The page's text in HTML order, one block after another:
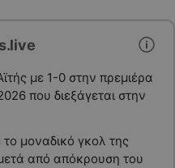
με 1-0 στην πρεμιέρα
που διεξάγεται στην
μοναδικό γκολ της
από απόκρουση του